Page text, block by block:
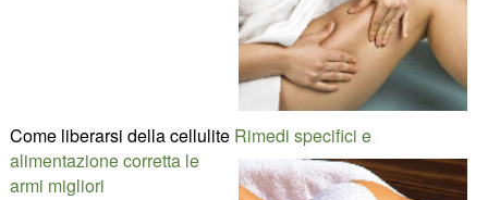
Come liberarsi della cellulite Rimedi specifici e
alimentazione corretta le
armi migliori